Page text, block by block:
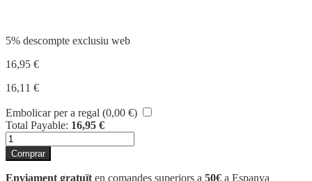
5% descompte exclusiu web
16,95 €
16,11 €
Embolicar per a regal (0,00 €)
Total Payable: 16,95 €
quantitat
de
ESTRELLETES
Comprar
Enviament gratuït en comandes superiors a 50€ a Espanya